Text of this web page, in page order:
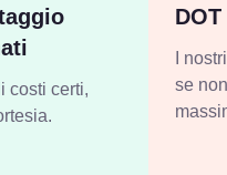
costi certi,
I
se